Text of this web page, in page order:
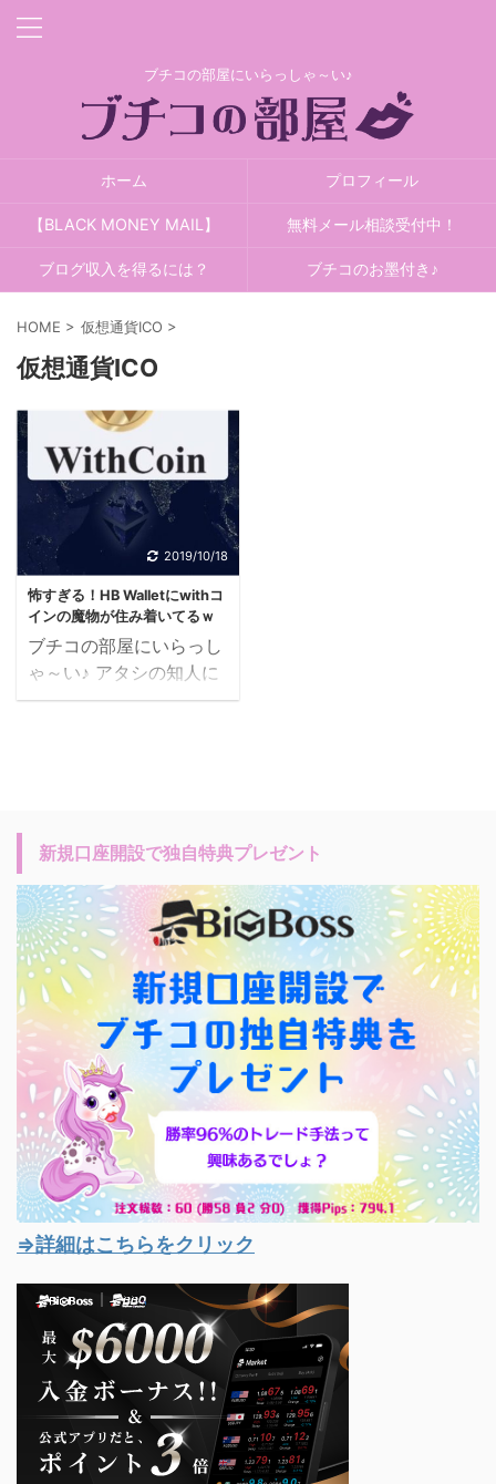
ブチコの部屋にいらっしゃ～い♪
ホーム プロフィール
【BLACK MONEY MAIL】 無料メール相談受付中！
ブログ収入を得るには？ ブチコのお墨付き♪
HOME > 仮想通貨ICO >
仮想通貨ICO
2019/10/18
怖すぎる！HB Walletにwithコ
インの魔物が住み着いてるｗ
ブチコの部屋にいらっし
ゃ～い♪ アタシの知人に
withコインに
るハズだったという HB
Walletの画像が送られて
きて ビックリ！！ なん
か得体の知れない 魔物が
住み着いてるようでｗｗ
HB Walletにwithコイン
の魔術師出た～！？ 5月
31日の早朝、 なかなか
上場しないWithコインに
シビレをきらしたふくち
ゃんが アタシにLINEで
メッセしてきた。 ふくち
ゃんは、 ...
新規口座開設で独自特典プレゼント
⇒詳細はこちらをクリック